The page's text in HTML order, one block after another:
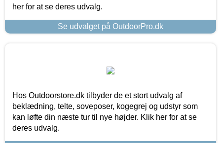
her for at se deres udvalg.
Se udvalget på OutdoorPro.dk
Hos Outdoorstore.dk tilbyder de et stort udvalg af
beklædning, telte, soveposer, kogegrej og udstyr som
kan løfte din næste tur til nye højder. Klik her for at se
deres udvalg.